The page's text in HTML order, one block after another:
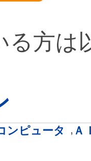
る方は
ンピュータ , Ａ